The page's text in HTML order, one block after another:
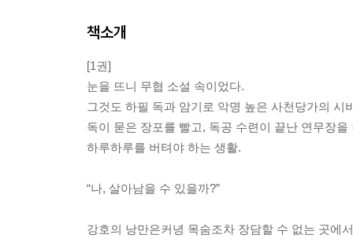
책소개
[1권]
눈을 뜨니 무협 소설 속이었다.
그것도 하필 독과 암기로 악명 높은 사천당가의 시
독이 묻은 장포를 빨고, 독공 수련이 끝난 연무장을
하루하루를 버텨야 하는 생활.
“나, 살아남을 수 있을까?”
강호의 낭만은커녕 목숨조차 장담할 수 없는 곳에서